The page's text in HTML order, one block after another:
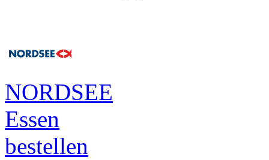
NORDSEE
Essen
bestellen